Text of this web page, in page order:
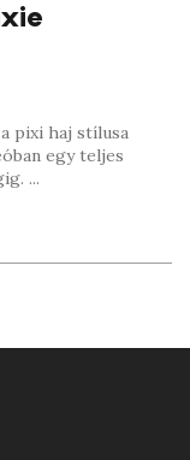
pixi haj stílusa
egy teljes
...